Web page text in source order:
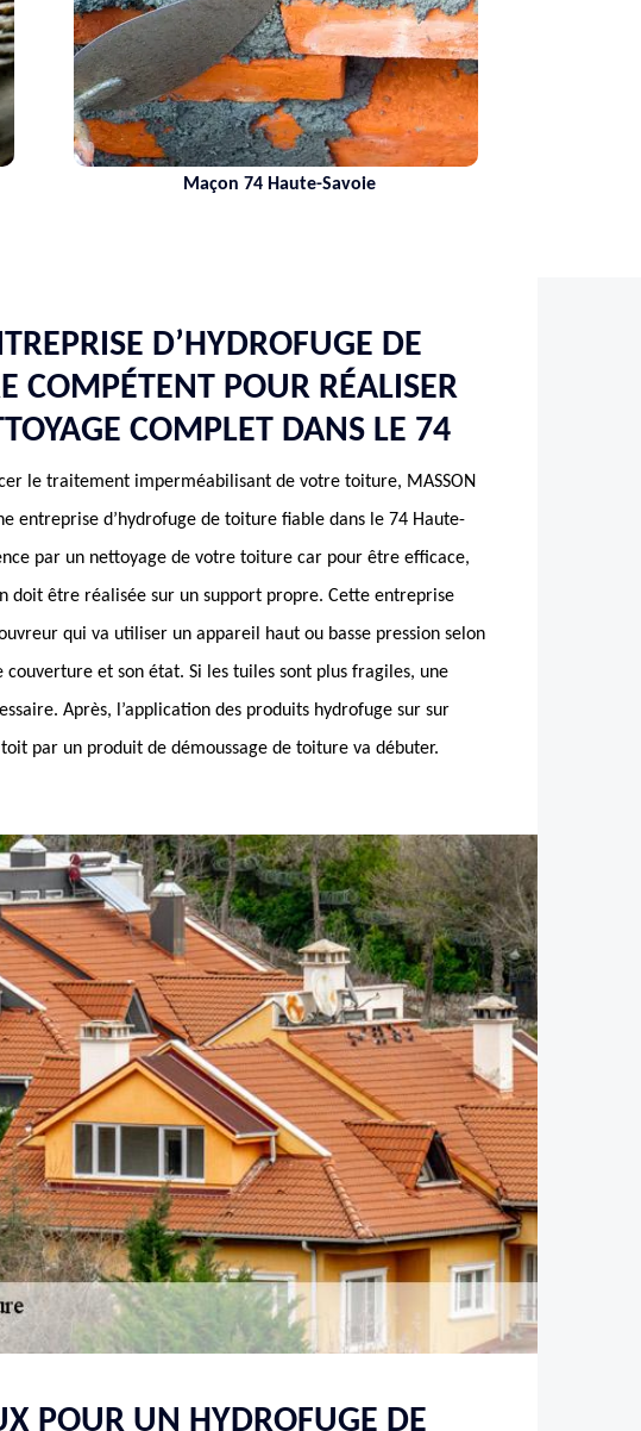
Maçon 74 Haute-Savoie
D’HYDROFUGE DE
COMPÉTENT POUR RÉALISER
COMPLET DANS LE 74
le traitement imperméabilisant de votre toiture, MASSON
entreprise d’hydrofuge de toiture fiable dans le 74 Haute-
par un nettoyage de votre toiture car pour être efficace,
doit être réalisée sur un support propre. Cette entreprise
qui va utiliser un appareil haut ou basse pression selon
couverture et son état. Si les tuiles sont plus fragiles, une
Après, l’application des produits hydrofuge sur sur
toit par un produit de démoussage de toiture va débuter.
POUR UN HYDROFUGE DE